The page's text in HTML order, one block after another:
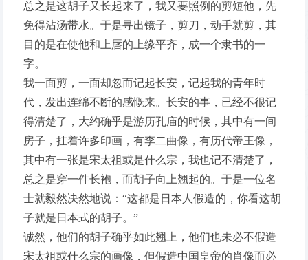
总之是这胡子又长起来了，我又要照例的剪短他，先
免得沾汤带水。于是寻出镜子，剪刀，动手就剪，其
目的是在使他和上唇的上缘平齐，成一个隶书的一
字。
我一面剪，一面却忽而记起长安，记起我的青年时
代，发出连绵不断的感慨来。长安的事，已经不很记
得清楚了，大约确乎是游历孔庙的时候，其中有一间
房子，挂着许多印画，有李二曲像，有历代帝王像，
其中有一张是宋太祖或是什么宗，我也记不清楚了，
总之是穿一件长袍，而胡子向上翘起的。于是一位名
士就毅然决然地说：“这都是日本人假造的，你看这胡
子就是日本式的胡子。”
诚然，他们的胡子确乎如此翘上，他们也未必不假造
宋太祖或什么宗的画像，但假造中国皇帝的肖像而必